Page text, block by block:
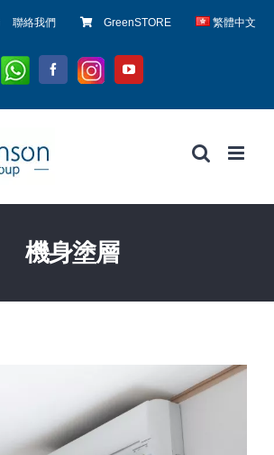
聯絡我們 GreenSTORE 繁體中文
Whatsapp
Facebook
Instagram
YouTube
機身塗層